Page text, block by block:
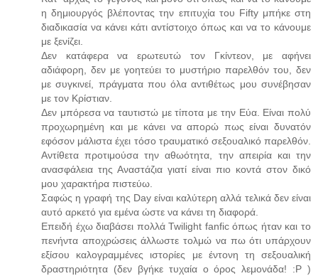
η δημιουργός βλέποντας την επιτυχία του Fifty μπήκε στη
διαδικασία να κάνει κάτι αντίστοιχο όπως και να το κάνουμε
με ξενίζει.
Δεν κατάφερα να ερωτευτώ τον Γκίντεον, με αφήνει
αδιάφορη, δεν με γοητεύει το μυστήριο παρελθόν του, δεν
με συγκινεί, πράγματα που όλα αντιθέτως μου συνέβησαν
με τον Κρίστιαν.
Δεν μπόρεσα να ταυτιστώ με τίποτα με την Εύα. Είναι πολύ
προχωρημένη και με κάνει να απορώ πως είναι δυνατόν
εφόσον μάλιστα έχει τόσο τραυματικό σεξουαλικό παρελθόν.
Αντίθετα προτιμούσα την αθωότητα, την απειρία και την
ανασφάλεια της Αναστάζια γιατί είναι πιο κοντά στον δικό
μου χαρακτήρα πιστεύω.
Σαφώς η γραφή της Day είναι καλύτερη αλλά τελικά δεν είναι
αυτό αρκετό για εμένα ώστε να κάνει τη διαφορά.
Επειδή έχω διαβάσει πολλά Twilight fanfic όπως ήταν και το
πενήντα αποχρώσεις άλλωστε τολμώ να πω ότι υπάρχουν
εξίσου καλογραμμένες ιστορίες με έντονη τη σεξουαλική
δραστηριότητα (δεν βγήκε τυχαία ο όρος λεμονάδα! :P )